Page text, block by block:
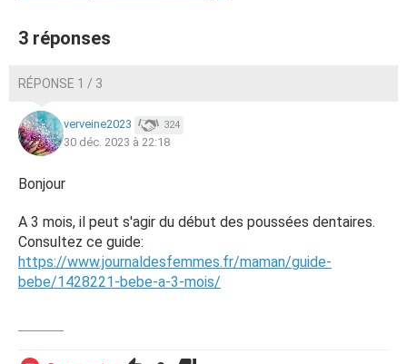
3 réponses
RÉPONSE 1 / 3
verveine2023 324
30 déc. 2023 à 22:18
Bonjour
A 3 mois, il peut s'agir du début des poussées dentaires.
Consultez ce guide:
https://www.journaldesfemmes.fr/maman/guide-
bebe/1428221-bebe-a-3-mois/